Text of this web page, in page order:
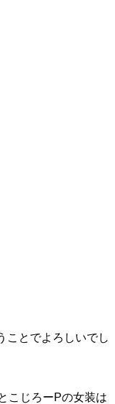
ことでよろしいでし
こじろーPの女装は